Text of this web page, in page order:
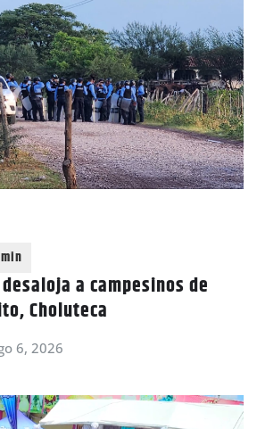
a campesinos de
Choluteca
6, 2026